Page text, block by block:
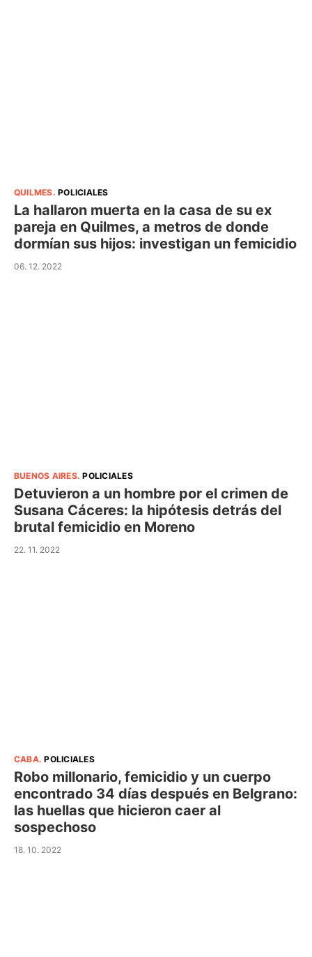
QUILMES.POLICIALES
La hallaron muerta en la casa de su ex
pareja en Quilmes, a metros de donde
dormían sus hijos: investigan un femicidio
06. 12. 2022
BUENOS AIRES.POLICIALES
Detuvieron a un hombre por el crimen de
Susana Cáceres: la hipótesis detrás del
brutal femicidio en Moreno
22. 11. 2022
CABA.POLICIALES
Robo millonario, femicidio y un cuerpo
encontrado 34 días después en Belgrano:
las huellas que hicieron caer al
sospechoso
18. 10. 2022